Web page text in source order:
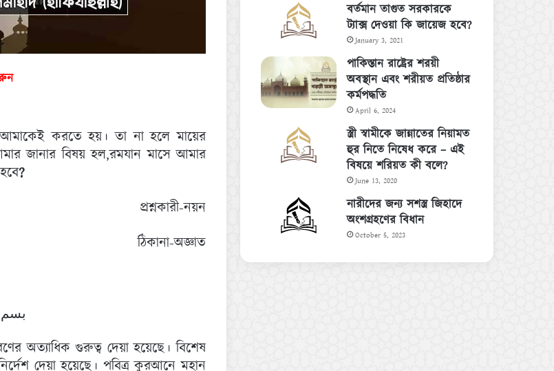
করতে হয়। তা না হলে মায়ের
জানার বিষয় হল,রমযান মাসে আমার
?
প্রশ্নকারী-নয়ন
ঠিকানা-অজ্ঞাত
بسم
অত্যাধিক গুরুত্ব দেয়া হয়েছে। বিশেষ
দেয়া হয়েছে। পবিত্র কুরআনে মহান
বর্তমান তাগুত সরকারকে
ট্যাক্স দেওয়া কি জায়েজ হবে?
January 3, 2021
পাকিস্তান রাষ্ট্রের শরয়ী
অবস্থান এবং শরীয়ত প্রতিষ্ঠার
কর্মপদ্ধতি
April 6, 2024
স্ত্রী স্বামীকে জান্নাতের নিয়ামত
হুর নিতে নিষেধ করে – এই
বিষয়ে শরিয়ত কী বলে?
June 13, 2020
নারীদের জন্য সশস্ত্র জিহাদে
অংশগ্রহণের বিধান
October 5, 2023